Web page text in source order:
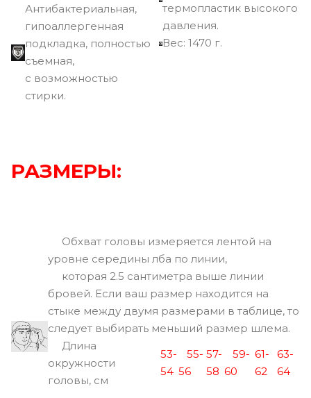
Антибактериальная,
гипоаллергенная
подкладка, полностью
съемная,
с возможностью
стирки.
термопластик высокого
давления.
Вec: 1470 г.
РАЗМЕРЫ:
Обхват головы измеряется лентой на
уровне середины лба по линии,
которая 2.5 сантиметра выше линии
бровей. Если ваш размер находится на
стыке между двумя размерами в таблице, то
следует выбирать меньший размер шлема.
Длина
окружности
головы, см
53-
54
55-
56
57-
58
59-
60
61-
62
63-
64